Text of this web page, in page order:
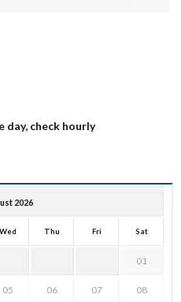
day, check hourly
2026
Wed Thu Fri Sat
01
05 06 07 08